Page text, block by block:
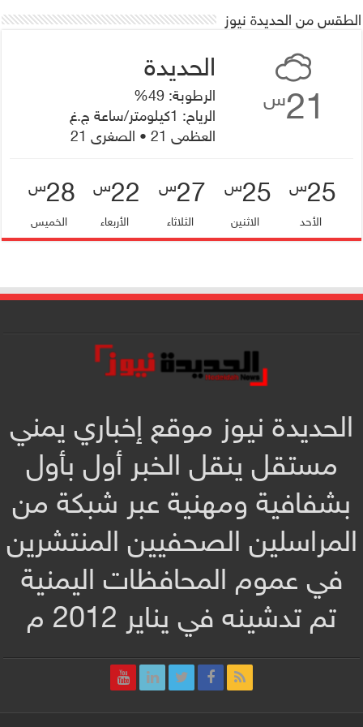
الطقس من الحديدة نيوز
21س
الرطوبة: 49%
الرياح: 1كيلومتر/ساعة ج.غ
العظمى 21 • الصغرى 21
25س
الأحد
25س
الاثنين
27س
الثلاثاء
22س
الأربعاء
28س
الخميس
الحديدة نيوز موقع إخباري يمني
مستقل ينقل الخبر أول بأول
بشفافية ومهنية عبر شبكة من
المراسلين الصحفيين المنتشرين
في عموم المحافظات اليمنية
تم تدشينه في يناير 2012 م